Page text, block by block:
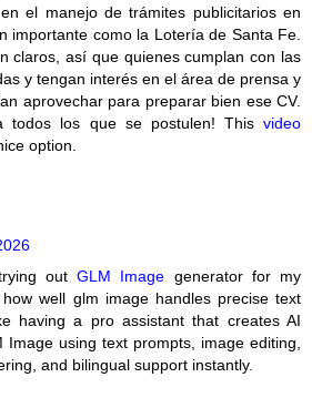
el manejo de trámites publicitarios en
importante como la Lotería de Santa Fe.
claros, así que quienes cumplan con las
y tengan interés en el área de prensa y
aprovechar para preparar bien ese CV.
todos los que se postulen! This video
option.
outGLM Image generator for my
how well glm image handles precise text
having a pro assistant that creates AI
Image using text prompts, image editing,
and bilingual support instantly.